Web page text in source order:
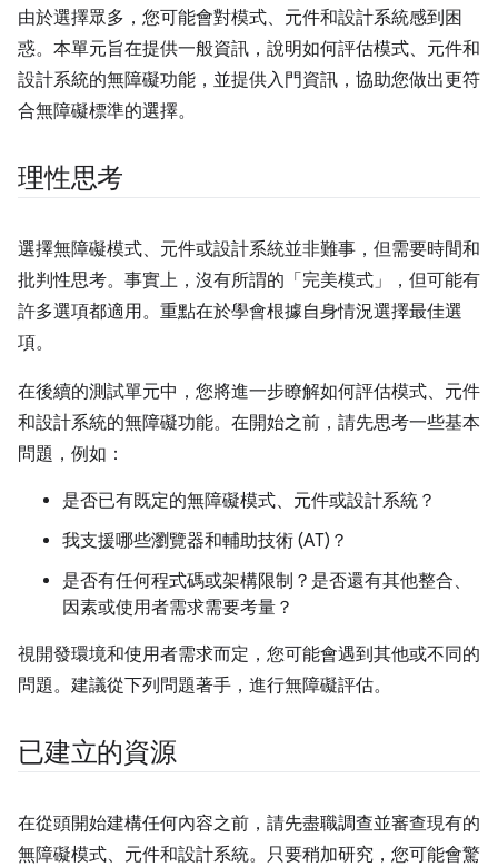
由於選擇眾多，您可能會對模式、元件和設計系統感到困
惑。本單元旨在提供一般資訊，說明如何評估模式、元件和
設計系統的無障礙功能，並提供入門資訊，協助您做出更符
合無障礙標準的選擇。
理性思考
選擇無障礙模式、元件或設計系統並非難事，但需要時間和
批判性思考。事實上，沒有所謂的「完美模式」，但可能有
許多選項都適用。重點在於學會根據自身情況選擇最佳選
項。
在後續的測試單元中，您將進一步瞭解如何評估模式、元件
和設計系統的無障礙功能。在開始之前，請先思考一些基本
問題，例如：
是否已有既定的無障礙模式、元件或設計系統？
我支援哪些瀏覽器和輔助技術 (AT)？
是否有任何程式碼或架構限制？是否還有其他整合、
因素或使用者需求需要考量？
視開發環境和使用者需求而定，您可能會遇到其他或不同的
問題。建議從下列問題著手，進行無障礙評估。
已建立的資源
在從頭開始建構任何內容之前，請先盡職調查並審查現有的
無障礙模式、元件和設計系統。只要稍加研究，您可能會驚